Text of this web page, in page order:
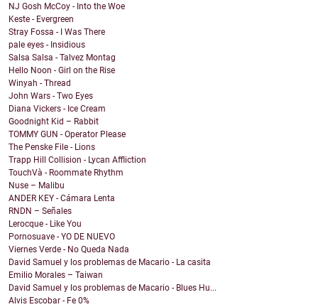
NJ Gosh McCoy - Into the Woe
Keste - Evergreen
Stray Fossa - I Was There
pale eyes - Insidious
Salsa Salsa - Talvez Montag
Hello Noon - Girl on the Rise
Winyah - Thread
John Wars - Two Eyes
Diana Vickers - Ice Cream
Goodnight Kid – Rabbit
TOMMY GUN - Operator Please
The Penske File - Lions
Trapp Hill Collision - Lycan Affliction
TouchVà - Roommate Rhythm
Nuse – Malibu
ANDER KEY - Cámara Lenta
RNDN – Señales
Lerocque - Like You
Pornosuave - YO DE NUEVO
Viernes Verde - No Queda Nada
David Samuel y los problemas de Macario - La casita
Emilio Morales – Taiwan
David Samuel y los problemas de Macario - Blues Hu...
Alvis Escobar - Fe 0%